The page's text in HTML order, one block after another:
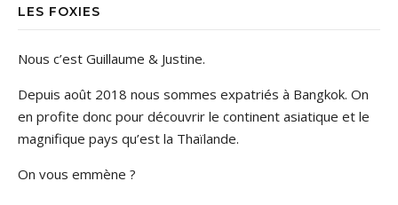
LES FOXIES
Nous c’est Guillaume & Justine.
Depuis août 2018 nous sommes expatriés à Bangkok. On
en profite donc pour découvrir le continent asiatique et le
magnifique pays qu’est la Thaïlande.
On vous emmène ?